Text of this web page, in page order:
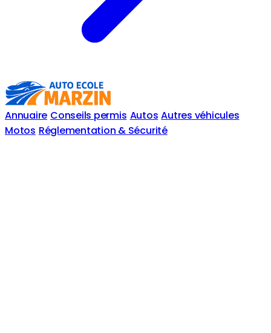
Annuaire Conseils permis Autos Autres véhicules
Motos Réglementation & Sécurité